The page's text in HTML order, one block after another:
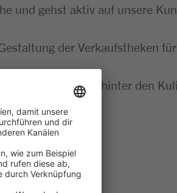
und gehst aktiv auf unsere
der Verkaufstheken
Abläufe hinter den
gemacht